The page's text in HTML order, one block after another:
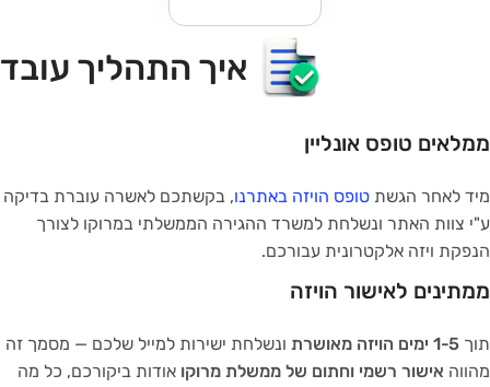
איך התהליך עובד
ממלאים טופס אונליין
מיד לאחר הגשת טופס הויזה באתרנו, בקשתכם לאשרה עוברת בדיקה
ע"י צוות האתר ונשלחת למשרד ההגירה הממשלתי במרוקו לצורך
הנפקת ויזה אלקטרונית עבורכם.
ממתינים לאישור הויזה
תוך 1-5 ימים הויזה מאושרת
ונשלחת ישירות למייל שלכם — מסמך זה
מהווה אישור רשמי וחתום של ממשלת מרוקו אודות ביקורכם, כל מה